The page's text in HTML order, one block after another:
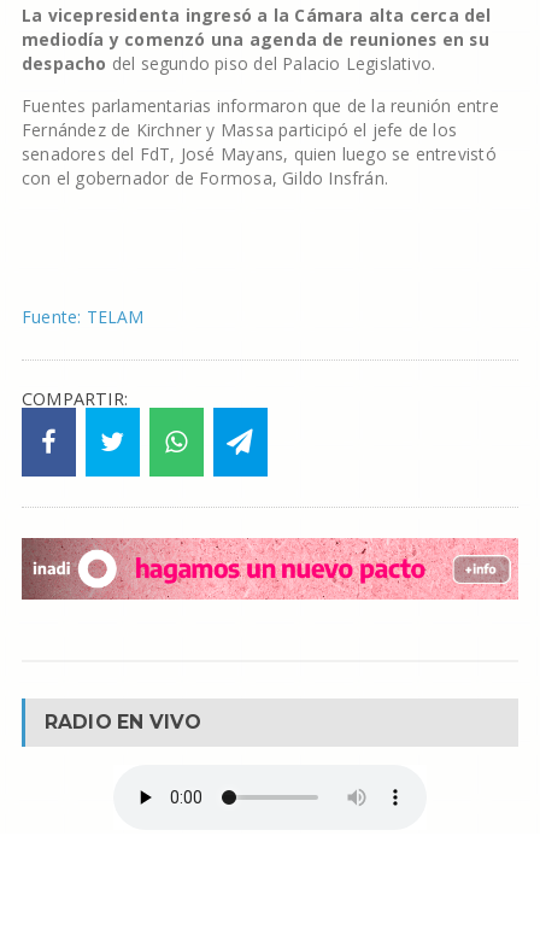
La vicepresidenta ingresó a la Cámara alta cerca del
mediodía y comenzó una agenda de reuniones en su
despacho del segundo piso del Palacio Legislativo.
Fuentes parlamentarias informaron que de la reunión entre
Fernández de Kirchner y Massa participó el jefe de los
senadores del FdT, José Mayans, quien luego se entrevistó
con el gobernador de Formosa, Gildo Insfrán.
Fuente: TELAM
COMPARTIR:
RADIO EN VIVO